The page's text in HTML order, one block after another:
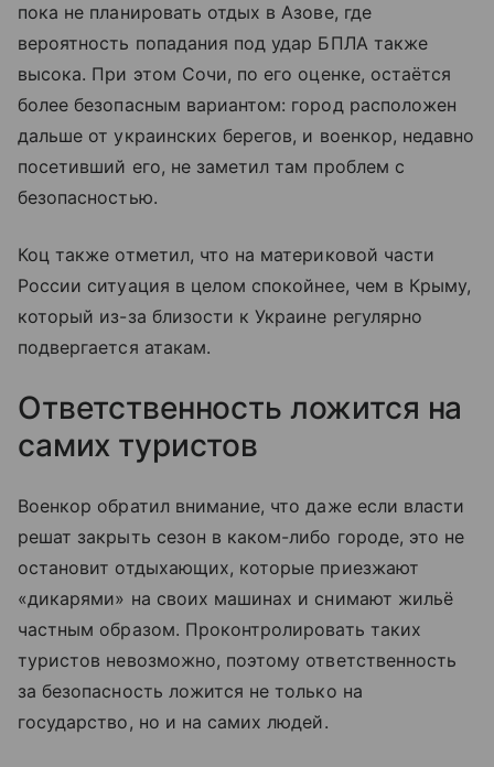
пока не планировать отдых в Азове, где
вероятность попадания под удар БПЛА также
высока. При этом Сочи, по его оценке, остаётся
более безопасным вариантом: город расположен
дальше от украинских берегов, и военкор, недавно
посетивший его, не заметил там проблем с
безопасностью.
Коц также отметил, что на материковой части
России ситуация в целом спокойнее, чем в Крыму,
который из-за близости к Украине регулярно
подвергается атакам.
Ответственность ложится на
самих туристов
Военкор обратил внимание, что даже если власти
решат закрыть сезон в каком-либо городе, это не
остановит отдыхающих, которые приезжают
«дикарями» на своих машинах и снимают жильё
частным образом. Проконтролировать таких
туристов невозможно, поэтому ответственность
за безопасность ложится не только на
государство, но и на самих людей.